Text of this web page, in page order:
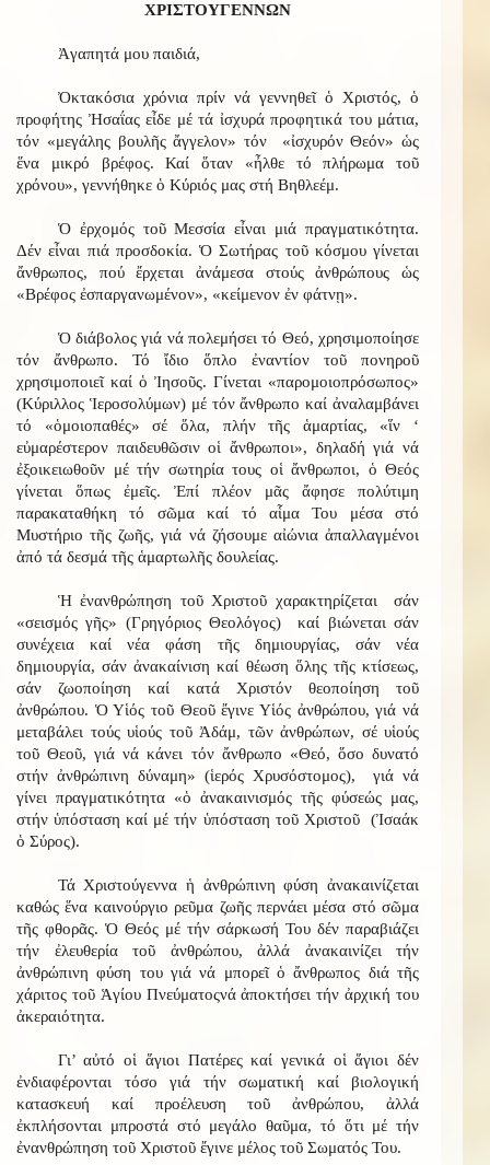
ΧΡΙΣΤΟΥΓΕΝΝΩΝ
Ἀγαπητά μου παιδιά,
Ὀκτακόσια χρόνια πρίν νά γεννηθεῖ ὁ Χριστός, ὁ
προφήτης Ἠσαΐας εἶδε μέ τά ἰσχυρά προφητικά του μάτια,
τόν «μεγάλης βουλῆς ἄγγελον» τόν «ἰσχυρόν Θεόν» ὡς
ἕνα μικρό βρέφος. Καί ὅταν «ἦλθε τό πλήρωμα τοῦ
χρόνου», γεννήθηκε ὁ Κύριός μας στή Βηθλεέμ.
Ὁ ἐρχομός τοῦ Μεσσία εἶναι μιά πραγματικότητα.
Δέν εἶναι πιά προσδοκία. Ὁ Σωτήρας τοῦ κόσμου γίνεται
ἄνθρωπος, πού ἔρχεται ἀνάμεσα στούς ἀνθρώπους ὡς
«Βρέφος ἐσπαργανωμένον», «κείμενον ἐν φάτνῃ».
Ὁ διάβολος γιά νά πολεμήσει τό Θεό, χρησιμοποίησε
τόν ἄνθρωπο. Τό ἴδιο ὅπλο ἐναντίον τοῦ πονηροῦ
χρησιμοποιεῖ καί ὁ Ἰησοῦς. Γίνεται «παρομοιοπρόσωπος»
(Κύριλλος Ἱεροσολύμων) μέ τόν ἄνθρωπο καί ἀναλαμβάνει
τό «ὁμοιοπαθές» σέ ὅλα, πλήν τῆς ἁμαρτίας, «ἵν ‘
εὐμαρέστερον παιδευθῶσιν οἱ ἄνθρωποι», δηλαδή γιά νά
ἐξοικειωθοῦν μέ τήν σωτηρία τους οἱ ἄνθρωποι, ὁ Θεός
γίνεται ὅπως ἐμεῖς. Ἐπί πλέον μᾶς ἄφησε πολύτιμη
παρακαταθήκη τό σῶμα καί τό αἷμα Του μέσα στό
Μυστήριο τῆς ζωῆς, γιά νά ζήσουμε αἰώνια ἀπαλλαγμένοι
ἀπό τά δεσμά τῆς ἁμαρτωλῆς δουλείας.
Ἡ ἐνανθρώπηση τοῦ Χριστοῦ χαρακτηρίζεται σάν
«σεισμός γῆς» (Γρηγόριος Θεολόγος) καί βιώνεται σάν
συνέχεια καί νέα φάση τῆς δημιουργίας, σάν νέα
δημιουργία, σάν ἀνακαίνιση καί θέωση ὅλης τῆς κτίσεως,
σάν ζωοποίηση καί κατά Χριστόν θεοποίηση τοῦ
ἀνθρώπου. Ὁ Υἱός τοῦ Θεοῦ ἔγινε Υἱός ἀνθρώπου, γιά νά
μεταβάλει τούς υἱούς τοῦ Ἀδάμ, τῶν ἀνθρώπων, σέ υἱούς
τοῦ Θεοῦ, γιά νά κάνει τόν ἄνθρωπο «Θεό, ὅσο δυνατό
στήν ἀνθρώπινη δύναμη» (ἱερός Χρυσόστομος), γιά νά
γίνει πραγματικότητα «ὁ ἀνακαινισμός τῆς φύσεώς μας,
στήν ὑπόσταση καί μέ τήν ὑπόσταση τοῦ Χριστοῦ (Ἰσαάκ
ὁ Σύρος).
Τά Χριστούγεννα ἡ ἀνθρώπινη φύση ἀνακαινίζεται
καθώς ἕνα καινούργιο ρεῦμα ζωῆς περνάει μέσα στό σῶμα
τῆς φθορᾶς. Ὁ Θεός μέ τήν σάρκωσή Του δέν παραβιάζει
τήν ἐλευθερία τοῦ ἀνθρώπου, ἀλλά ἀνακαινίζει τήν
ἀνθρώπινη φύση του γιά νά μπορεῖ ὁ ἄνθρωπος διά τῆς
χάριτος τοῦ Ἁγίου Πνεύματοςνά ἀποκτήσει τήν ἀρχική του
ἀκεραιότητα.
Γι’ αὐτό οἱ ἅγιοι Πατέρες καί γενικά οἱ ἅγιοι δέν
ἐνδιαφέρονται τόσο γιά τήν σωματική καί βιολογική
κατασκευή καί προέλευση τοῦ ἀνθρώπου, ἀλλά
ἐκπλήσονται μπροστά στό μεγάλο θαῦμα, τό ὅτι μέ τήν
ἐνανθρώπηση τοῦ Χριστοῦ ἔγινε μέλος τοῦ Σωματός Του.